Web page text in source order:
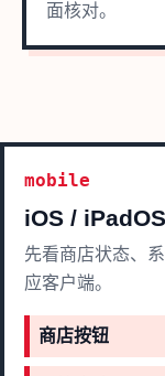
面核对。
mobile
iOS / iPadOS
先看商店状态、
应客户端。
商店按钮